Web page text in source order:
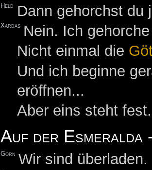
Held Dann gehorchst
Xardas Nein. Ich
Nicht einmal die
Und ich beginne
eröffnen...
Aber eins steht
Auf der Esmeralda
Gorn Wir sind